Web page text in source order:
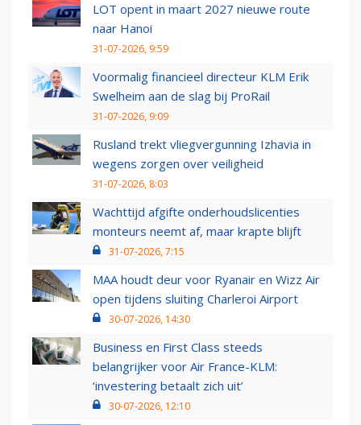
LOT opent in maart 2027 nieuwe route
naar Hanoi
31-07-2026, 9:59
Voormalig financieel directeur KLM Erik
Swelheim aan de slag bij ProRail
31-07-2026, 9:09
Rusland trekt vliegvergunning Izhavia in
wegens zorgen over veiligheid
31-07-2026, 8:03
Wachttijd afgifte onderhoudslicenties
monteurs neemt af, maar krapte blijft
31-07-2026, 7:15
MAA houdt deur voor Ryanair en Wizz Air
open tijdens sluiting Charleroi Airport
30-07-2026, 14:30
Business en First Class steeds
belangrijker voor Air France-KLM:
‘investering betaalt zich uit’
30-07-2026, 12:10